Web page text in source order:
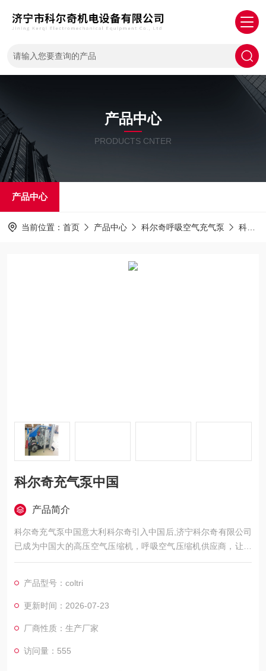
产品中心
PRODUCTS CNTER
产品中心
当前位置： 首页 产品中心 科尔奇呼吸空气充气泵 科尔奇充气泵
科尔奇充气泵中国
产品简介
科尔奇充气泵中国意大利科尔奇引入中国后,济宁科尔奇有限公司
已成为中国大的高压空气压缩机，呼吸空气压缩机供应商，让中
国用户也已经享受到意大利科尔奇品牌的产品及服务。
产品型号：coltri
更新时间：2026-07-23
厂商性质：生产厂家
访问量：555